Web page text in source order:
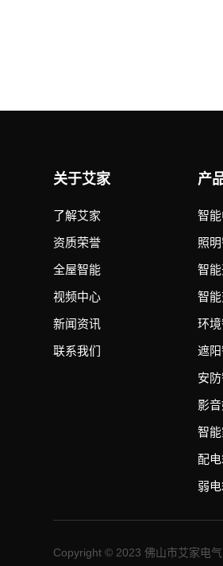
关于艾家
了解艾家
资质荣誉
全屋智能
视频中心
新闻资讯
联系我们
产
智
照
智
智
环
遮
安
影
智
配
弱
Copyright © 2023 佛山市艾家电